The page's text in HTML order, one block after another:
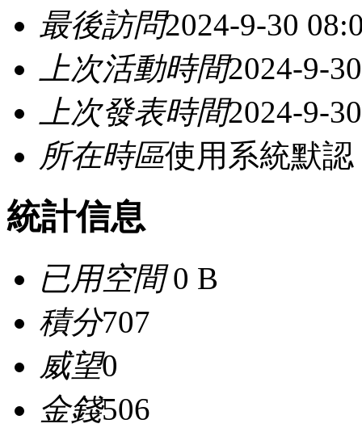
最後訪問2024-9-30
上次活動時間2024-9-
上次發表時間2024-9-
所在時區使用系統默認
統計信息
已用空間0 B
積分707
威望0
金錢506